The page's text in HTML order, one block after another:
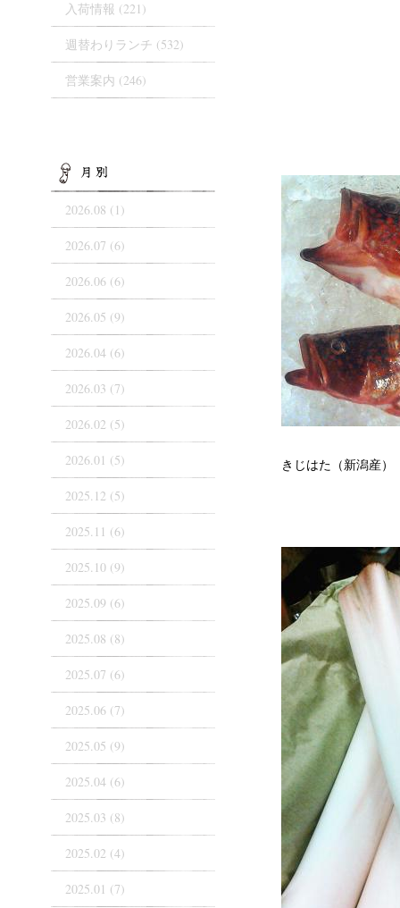
きじはた（新潟産）
入荷情報 (221)
週替わりランチ (532)
営業案内 (246)
2026.08 (1)
2026.07 (6)
2026.06 (6)
2026.05 (9)
2026.04 (6)
2026.03 (7)
2026.02 (5)
2026.01 (5)
2025.12 (5)
2025.11 (6)
2025.10 (9)
2025.09 (6)
2025.08 (8)
2025.07 (6)
2025.06 (7)
2025.05 (9)
2025.04 (6)
2025.03 (8)
2025.02 (4)
2025.01 (7)